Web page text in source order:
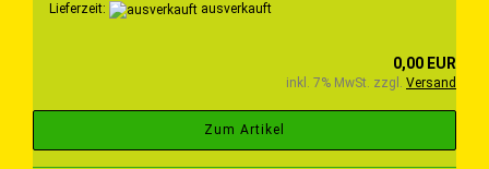
Lieferzeit: ausverkauft
0,00 EUR
inkl. 7% MwSt. zzgl. Versand
Zum Artikel